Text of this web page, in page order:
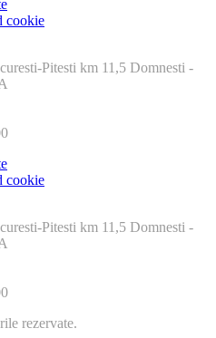
cookie
Pitesti km 11,5 Domnesti -
cookie
Pitesti km 11,5 Domnesti -
rezervate.